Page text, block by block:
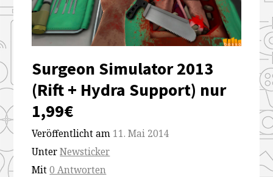
Surgeon Simulator 2013
(Rift + Hydra Support) nur
1,99€
Veröffentlicht am 11. Mai 2014
UnterNewsticker
Mit0 Antworten